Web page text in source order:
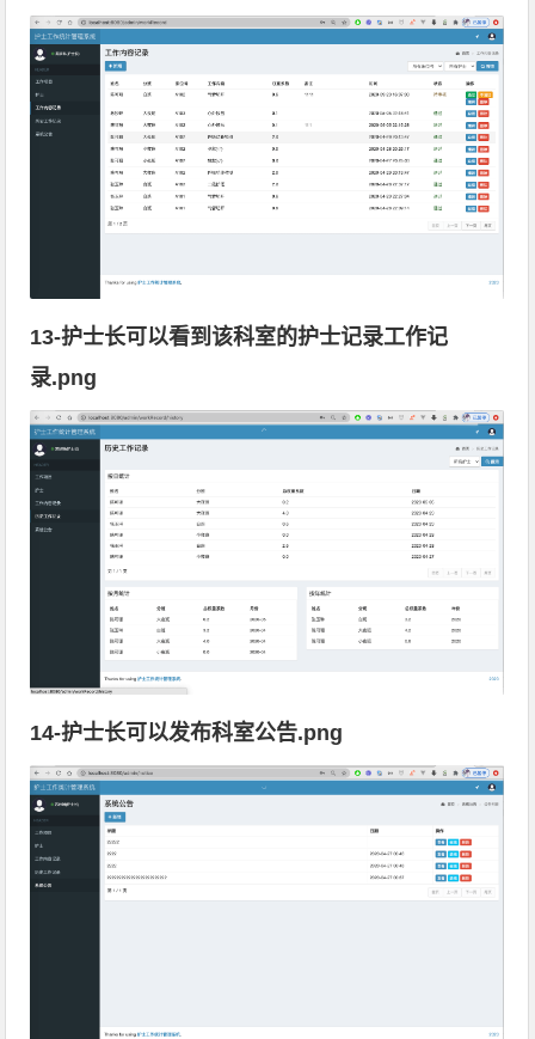
13-护士长可以看到该科室的护士记录工作记
录.png
14-护士长可以发布科室公告.png